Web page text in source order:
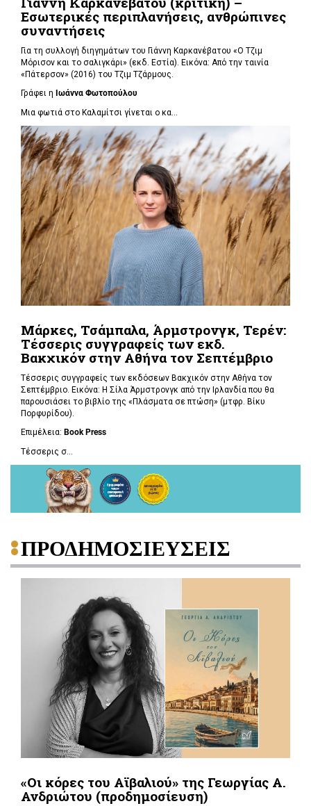
Εσωτερικές περιπλανήσεις, ανθρώπινες
συναντήσεις
Για τη συλλογή διηγημάτων του Γιάννη Καρκανέβατου «Ο Τζιμ
Μόρισον και το σαλιγκάρι» (εκδ. Εστία). Εικόνα: Από την ταινία
«Πάτερσον» (2016) του Τζιμ Τζάρμους.
Γράφει η Ιωάννα Φωτοπούλου
Μια φωτιά στο Καλαμίτσι γίνεται ο κα...
Μάρκες, Τσάμπαλα, Άρμστρονγκ, Τερέν:
Τέσσερις συγγραφείς των εκδ.
Βακχικόν στην Αθήνα τον Σεπτέμβριο
Τέσσερις συγγραφείς των εκδόσεων Βακχικόν στην Αθήνα τον
Σεπτέμβριο. Εικόνα: Η Σίλα Άρμστρονγκ από την Ιρλανδία που θα
παρουσιάσει το βιβλίο της «Πλάσματα σε πτώση» (μτφρ. Βίκυ
Πορφυρίδου).
Επιμέλεια: Book Press
Τέσσερις σ...
ΠΡΟΔΗΜΟΣΙΕΥΣΕΙΣ
«Οι κόρες του Αϊβαλιού» της Γεωργίας Α.
Ανδριώτου (προδημοσίευση)